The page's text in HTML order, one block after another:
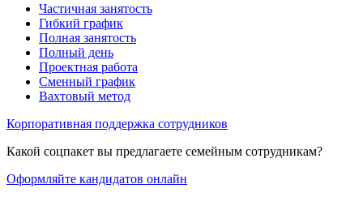
Частичная занятость
Гибкий график
Полная занятость
Полный день
Проектная работа
Сменный график
Вахтовый метод
Корпоративная поддержка сотрудников
Какой соцпакет вы предлагаете семейным сотрудникам?
Оформляйте кандидатов онлайн